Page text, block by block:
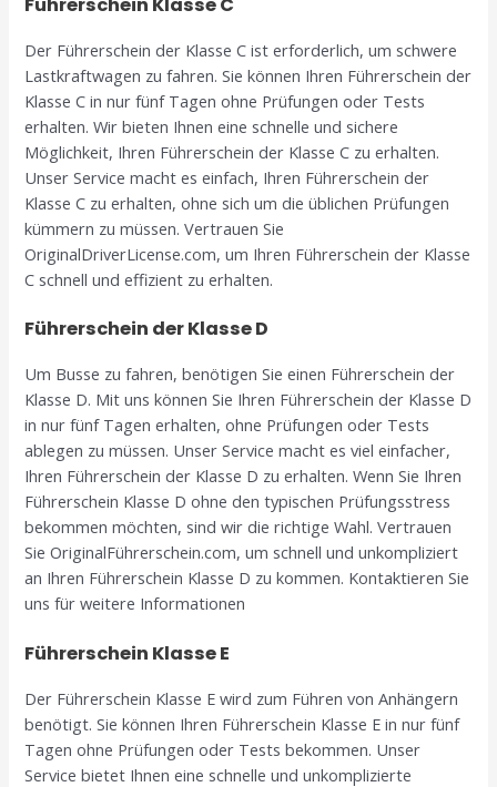
Der Führerschein der Klasse C ist erforderlich, um schwere
Lastkraftwagen zu fahren. Sie können Ihren Führerschein der
Klasse C in nur fünf Tagen ohne Prüfungen oder Tests
erhalten. Wir bieten Ihnen eine schnelle und sichere
Möglichkeit, Ihren Führerschein der Klasse C zu erhalten.
Unser Service macht es einfach, Ihren Führerschein der
Klasse C zu erhalten, ohne sich um die üblichen Prüfungen
kümmern zu müssen. Vertrauen Sie
OriginalDriverLicense.com, um Ihren Führerschein der Klasse
C schnell und effizient zu erhalten.
Führerschein der Klasse D
Um Busse zu fahren, benötigen Sie einen Führerschein der
Klasse D. Mit uns können Sie Ihren Führerschein der Klasse D
in nur fünf Tagen erhalten, ohne Prüfungen oder Tests
ablegen zu müssen. Unser Service macht es viel einfacher,
Ihren Führerschein der Klasse D zu erhalten. Wenn Sie Ihren
Führerschein Klasse D ohne den typischen Prüfungsstress
bekommen möchten, sind wir die richtige Wahl. Vertrauen
Sie OriginalFührerschein.com, um schnell und unkompliziert
an Ihren Führerschein Klasse D zu kommen. Kontaktieren Sie
uns für weitere Informationen
Führerschein Klasse E
Der Führerschein Klasse E wird zum Führen von Anhängern
benötigt. Sie können Ihren Führerschein Klasse E in nur fünf
Tagen ohne Prüfungen oder Tests bekommen. Unser
Service bietet Ihnen eine schnelle und unkomplizierte